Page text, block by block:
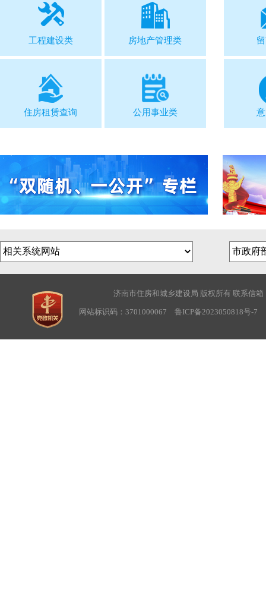
工程建设类 房地产管理类
住房租赁查询 公用事业类
济南市住房和城乡建设局 版权所有 联系信箱
网站标识码：3701000067 鲁ICP备2023050818号-7